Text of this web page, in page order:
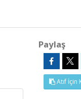
Paylaş
Atıf İçin